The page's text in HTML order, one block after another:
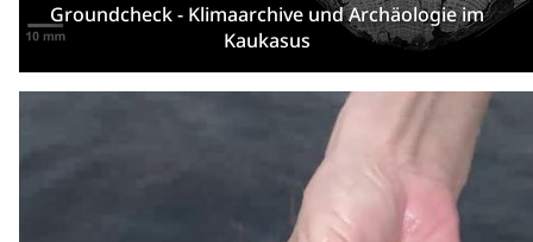
Groundcheck - Klimaarchive und Archäologie im
Kaukasus